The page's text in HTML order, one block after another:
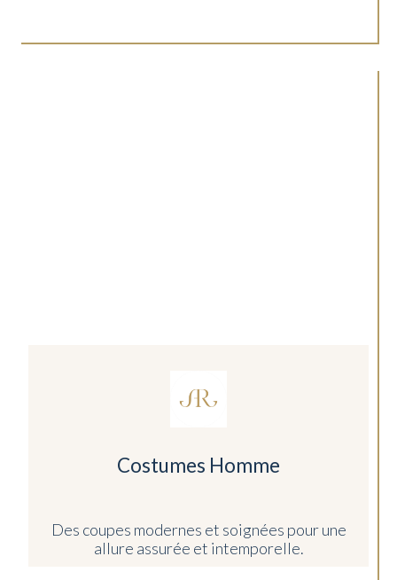
Costumes Homme
Des coupes modernes et soignées pour une
allure assurée et intemporelle.